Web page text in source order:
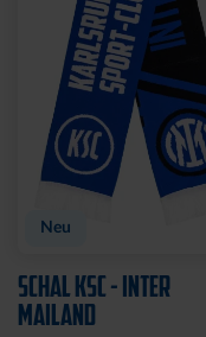
Neu
SCHAL KSC - INTER
MAILAND